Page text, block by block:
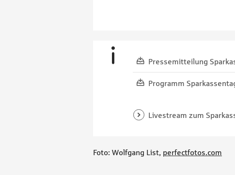
Pressemitteilung
Programm
Livestream zum
Foto: Wolfgang List, perfectfotos.com